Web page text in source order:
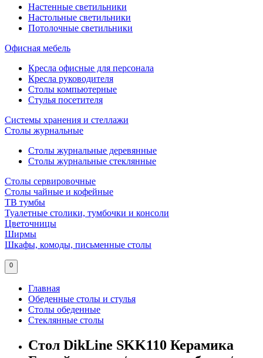
Настенные светильники
Настольные светильники
Потолочные светильники
Офисная мебель
Кресла офисные для персонала
Кресла руководителя
Столы компьютерные
Стулья посетителя
Системы хранения и стеллажи
Столы журнальные
Столы журнальные деревянные
Столы журнальные стеклянные
Столы сервировочные
Столы чайные и кофейные
ТВ тумбы
Туалетные столики, тумбочки и консоли
Цветочницы
Ширмы
Шкафы, комоды, письменные столы
0
Главная
Обеденные столы и стулья
Столы обеденные
Стеклянные столы
Стол DikLine SKK110 Керамика